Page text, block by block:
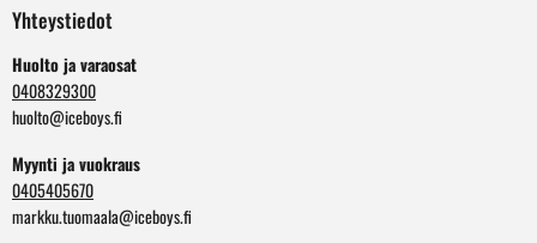
Yhteystiedot
Huolto ja varaosat
0408329300
huolto@iceboys.fi
Myynti ja vuokraus
0405405670
markku.tuomaala@iceboys.fi